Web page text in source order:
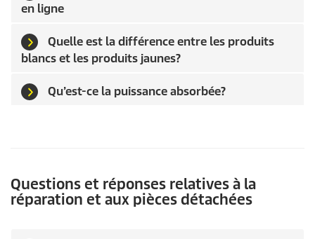
en ligne
Quelle est la différence entre les produits
blancs et les produits jaunes?
Qu’est-ce la puissance absorbée?
Questions et réponses relatives à la
réparation et aux pièces détachées